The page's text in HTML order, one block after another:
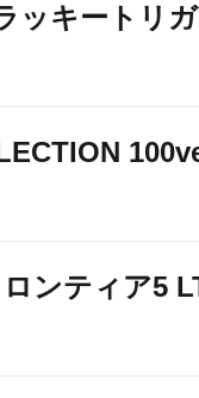
ッキートリガ
ンティア5